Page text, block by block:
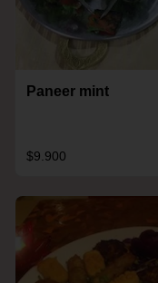
Paneer mint
$9.900